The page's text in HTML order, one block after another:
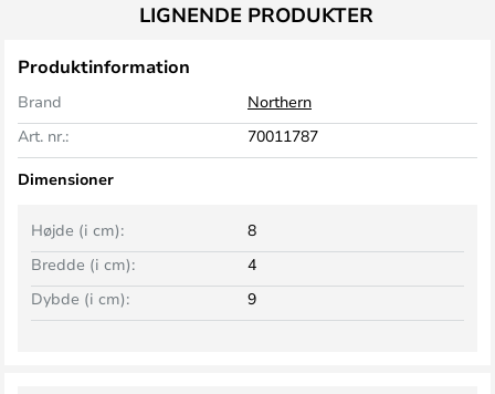
LIGNENDE PRODUKTER
Produktinformation
Brand
Northern
Art. nr.:
70011787
Dimensioner
Bredde (i cm): 4
Højde (i cm): 8
Dybde (i cm): 9